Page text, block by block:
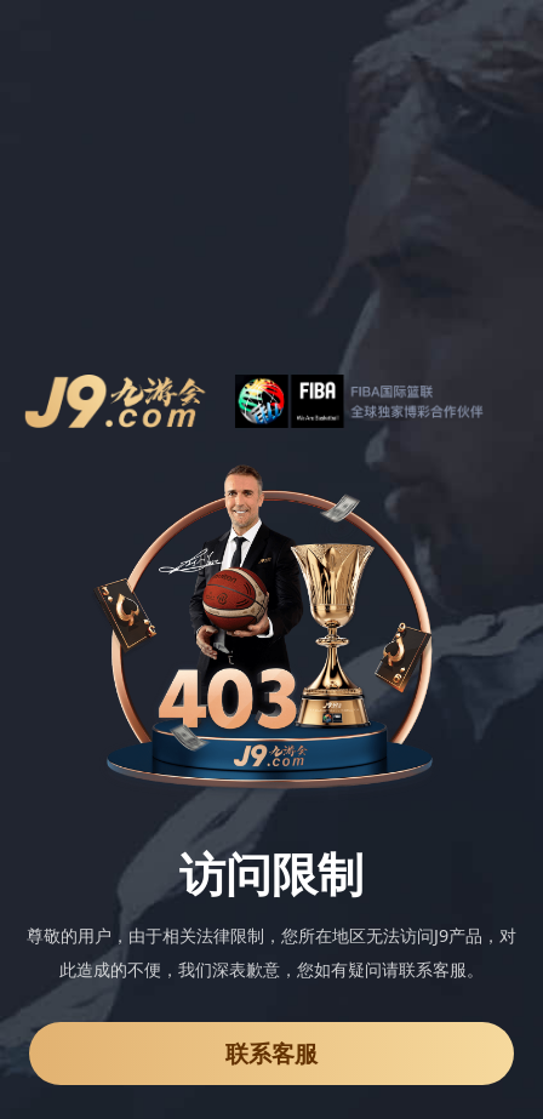
访问限制
尊敬的用户，由于相关法律限制，您所在地区无法访问J9产品，对
此造成的不便，我们深表歉意，您如有疑问请联系客服。
联系客服